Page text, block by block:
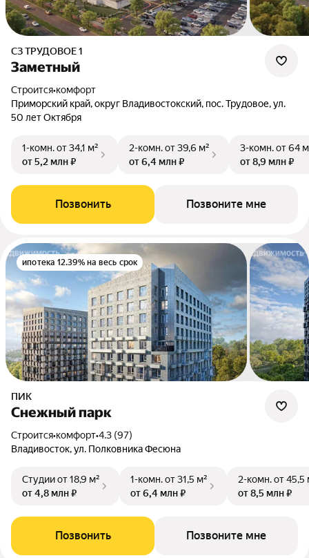
СЗ ТРУДОВОЕ 1
Заметный
Строится•комфорт
Приморский край, округ Владивостокский, пос. Трудовое, ул.
50 лет Октября
1-комн.от 34,1 м²
от 5,2 млн ₽
2-комн.от 39,6 м²
от 6,4 млн ₽
3-комн.от 64
от 8,9 млн ₽
Позвонить Позвоните мне
ипотека 12.39% на весь срок
ПИК
Снежный парк
Строится•комфорт•4.3 (97)
Владивосток, ул. Полковника Фесюна
Студииот 18,9 м²
от 4,8 млн ₽
1-комн.от 31,5 м²
от 6,4 млн ₽
2-комн.от 45,5
от 8,5 млн ₽
Позвонить Позвоните мне